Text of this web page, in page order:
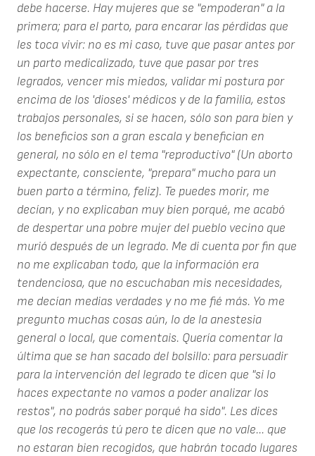
debe hacerse. Hay mujeres que se "empoderan" a la
primera; para el parto, para encarar las pérdidas que
les toca vivir: no es mi caso, tuve que pasar antes por
un parto medicalizado, tuve que pasar por tres
legrados, vencer mis miedos, validar mi postura por
encima de los 'dioses' médicos y de la familia, estos
trabajos personales, si se hacen, sólo son para bien y
los beneficios son a gran escala y benefician en
general, no sólo en el tema "reproductivo" (Un aborto
expectante, consciente, "prepara" mucho para un
buen parto a término, feliz). Te puedes morir, me
decían, y no explicaban muy bien porqué, me acabó
de despertar una pobre mujer del pueblo vecino que
murió después de un legrado. Me di cuenta por fin que
no me explicaban todo, que la información era
tendenciosa, que no escuchaban mis necesidades,
me decían medias verdades y no me fié más. Yo me
pregunto muchas cosas aún, lo de la anestesia
general o local, que comentais. Quería comentar la
última que se han sacado del bolsillo: para persuadir
para la intervención del legrado te dicen que "si lo
haces expectante no vamos a poder analizar los
restos", no podrás saber porqué ha sido". Les dices
que los recogerás tú pero te dicen que no vale... que
no estaran bien recogidos, que habrán tocado lugares